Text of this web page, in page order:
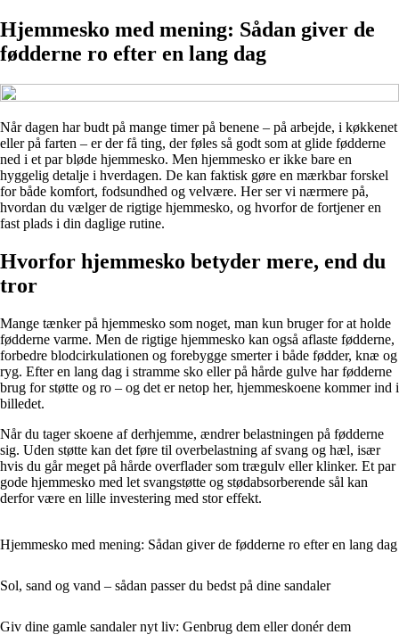
Hjemmesko med mening: Sådan giver de
fødderne ro efter en lang dag
Når dagen har budt på mange timer på benene – på arbejde, i køkkenet
eller på farten – er der få ting, der føles så godt som at glide fødderne
ned i et par bløde hjemmesko. Men hjemmesko er ikke bare en
hyggelig detalje i hverdagen. De kan faktisk gøre en mærkbar forskel
for både komfort, fodsundhed og velvære. Her ser vi nærmere på,
hvordan du vælger de rigtige hjemmesko, og hvorfor de fortjener en
fast plads i din daglige rutine.
Hvorfor hjemmesko betyder mere, end du
tror
Mange tænker på hjemmesko som noget, man kun bruger for at holde
fødderne varme. Men de rigtige hjemmesko kan også aflaste fødderne,
forbedre blodcirkulationen og forebygge smerter i både fødder, knæ og
ryg. Efter en lang dag i stramme sko eller på hårde gulve har fødderne
brug for støtte og ro – og det er netop her, hjemmeskoene kommer ind i
billedet.
Når du tager skoene af derhjemme, ændrer belastningen på fødderne
sig. Uden støtte kan det føre til overbelastning af svang og hæl, især
hvis du går meget på hårde overflader som trægulv eller klinker. Et par
gode hjemmesko med let svangstøtte og stødabsorberende sål kan
derfor være en lille investering med stor effekt.
Hjemmesko med mening: Sådan giver de fødderne ro efter en lang dag
Sol, sand og vand – sådan passer du bedst på dine sandaler
Giv dine gamle sandaler nyt liv: Genbrug dem eller donér dem